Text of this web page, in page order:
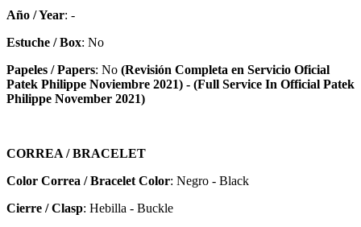
Año / Year: -
Estuche / Box: No
Papeles / Papers: No (Revisión Completa en Servicio Oficial
Patek Philippe Noviembre 2021) - (Full Service In Official Patek
Philippe November 2021)
CORREA / BRACELET
Color Correa / Bracelet Color: Negro - Black
Cierre / Clasp: Hebilla - Buckle